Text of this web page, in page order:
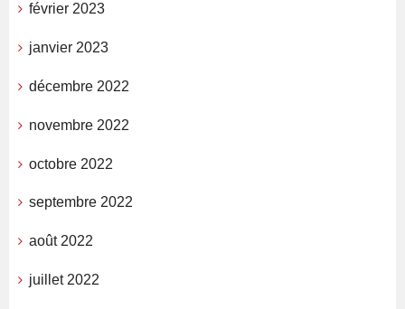
février 2023
janvier 2023
décembre 2022
novembre 2022
octobre 2022
septembre 2022
août 2022
juillet 2022